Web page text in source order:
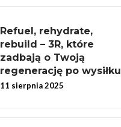
Refuel, rehydrate,
rebuild – 3R, które
zadbają o Twoją
regenerację po wysiłku
11 sierpnia 2025